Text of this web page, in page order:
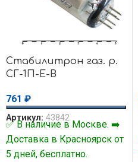
Стабилитрон газ. р.
СГ-1П-Е-В
761 ₽
Артикул: 43842
✅ В наличие в Москве. ➡️
Доставка в Красноярск от
5 дней, бесплатно.